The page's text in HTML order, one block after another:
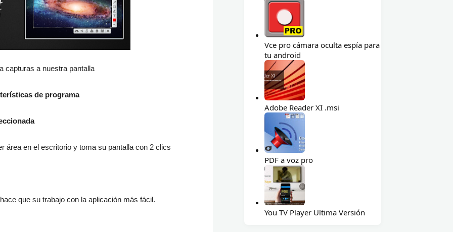
capturas a nuestra pantalla
de programa
área en el escritorio y toma su pantalla con 2 clics
que su trabajo con la aplicación más fácil.
Vce pro cámara oculta espía para
tu android
Adobe Reader XI .msi
PDF a voz pro
You TV Player Ultima Versión